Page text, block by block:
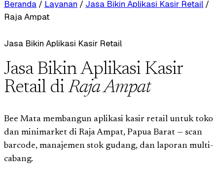
Beranda / Layanan / Jasa Bikin Aplikasi Kasir Retail /
Raja Ampat
Jasa Bikin Aplikasi Kasir Retail
Jasa Bikin Aplikasi Kasir
Retail diRaja Ampat
Bee Mata membangun aplikasi kasir retail untuk toko
dan minimarket di Raja Ampat, Papua Barat — scan
barcode, manajemen stok gudang, dan laporan multi-
cabang.